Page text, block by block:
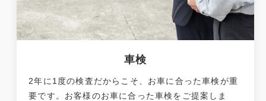
車検
2年に1度の検査だからこそ、お車に合った車検が重
要です。お客様のお車に合った車検をご提案しま